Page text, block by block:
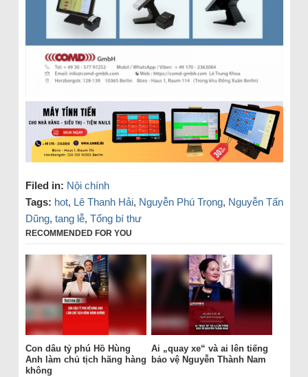
Filed in: Nội chính
Tags: hot, Lê Thanh Hải, Nguyễn Phú Trọng, Nguyễn Tấn
Dũng, tang lễ, Tổng bí thư
RECOMMENDED FOR YOU
Con dâu tỷ phú Hồ Hùng
Anh làm chủ tịch hãng hàng
không
Ai „quay xe“ và ai lên tiếng
bảo vệ Nguyễn Thành Nam